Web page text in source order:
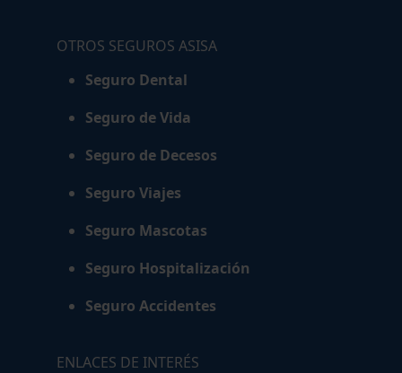
OTROS SEGUROS ASISA
Seguro Dental
Seguro de Vida
Seguro de Decesos
Seguro Viajes
Seguro Mascotas
Seguro Hospitalización
Seguro Accidentes
ENLACES DE INTERÉS